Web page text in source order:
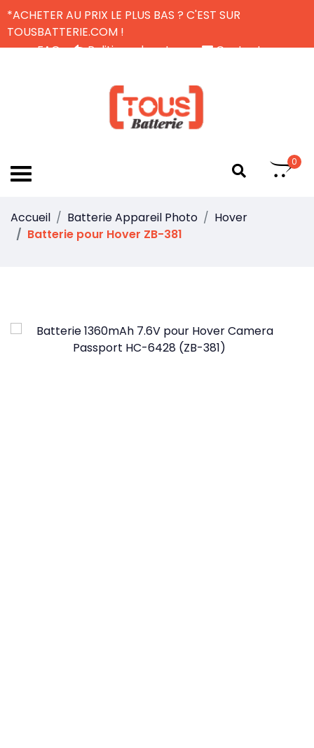
*ACHETER AU PRIX LE PLUS BAS ? C'EST SUR
TOUSBATTERIE.COM !
FAQ
Politique de retour
Contactez-nous
0
Accueil Batterie Appareil Photo
Hover
Batterie pour Hover ZB-381